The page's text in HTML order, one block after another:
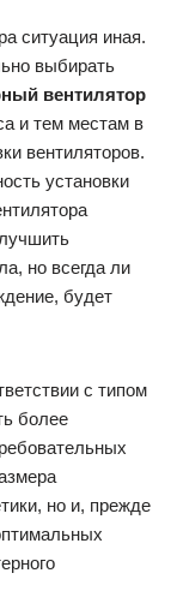
ситуация иная.
выбирать
вентилятор
и тем местам в
вентиляторов.
установки
но всегда ли
будет
с типом
более
но и, прежде